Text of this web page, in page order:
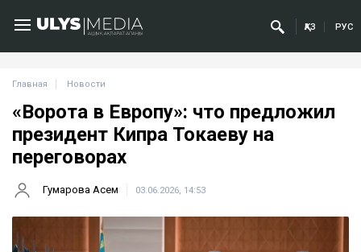
ҚАЗ РУС
Главная Новости
«Ворота в Европу»: что предложил
президент Кипра Токаеву на
переговорах
Гумарова Асем 03.06.2026, 14:53